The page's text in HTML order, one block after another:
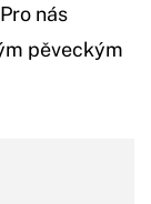
nás
pěveckým